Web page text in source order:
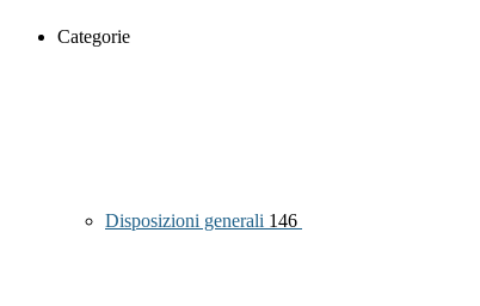
Categorie
Disposizioni generali 146